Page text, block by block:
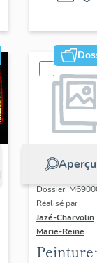
Aperçu
Dossier
Réalisé par
Jazé-Charvolin
Marie-Reine
Peinture